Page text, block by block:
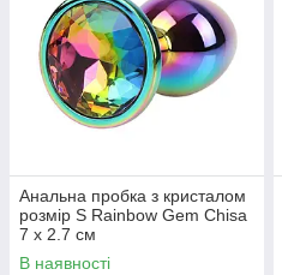
Анальна пробка з кристалом
розмір S Rainbow Gem Chisa
7 х 2.7 см
В наявності